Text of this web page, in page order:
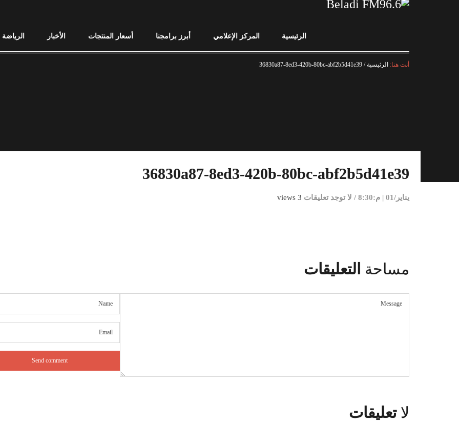
الرئيسية المركز الإعلامي أبرز برامجنا أسعار المنتجات الأخبار الرياضة
أنت هنا: الرئيسية /
36830a87-8ed3-420b-80bc-abf2b5d41e39
36830a87-8ed3-420b-80bc-abf2b5d41e39
يناير/01 | م:8:30 / لا توجد تعليقات 3 views
مساحة التعليقات
لاتعليقات